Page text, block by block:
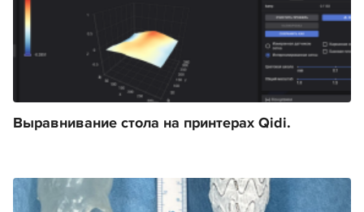
Выравнивание стола на принтерах Qidi.